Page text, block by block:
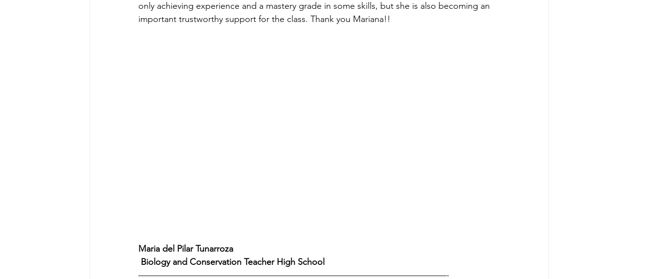
only achieving experience and a mastery grade in some skills, but she is also becoming an
important trustworthy support for the class. Thank you Mariana!!
Maria del Pilar Tunarroza
Biology and Conservation Teacher High School
———————————————————————————————————-